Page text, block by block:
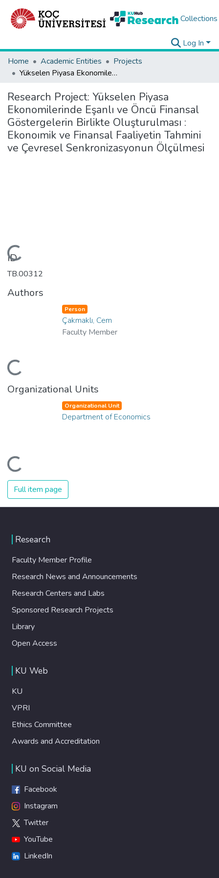
Collections
Log In
Home
Academic Entities
Projects
Yükselen Piyasa Ekonomilerinde Eşanlı ve Öncü Finansal Göstergelerin Birlikte Oluşturulması : Ekonoımik ve Finansal Faaliyetin Tahmini ve Çevresel Senkronizasyonun Ölçülmesi
Research Project: Yükselen Piyasa
Ekonomilerinde Eşanlı ve Öncü Finansal
Göstergelerin Birlikte Oluşturulması :
Ekonoımik ve Finansal Faaliyetin Tahmini
ve Çevresel Senkronizasyonun Ölçülmesi
Loading...
ID
TB.00312
Authors
Loading...
Person
Çakmaklı, Cem
Faculty Member
Organizational Units
Loading...
Organizational Unit
Department of Economics
Full item page
Research
Faculty Member Profile
Research News and Announcements
Research Centers and Labs
Sponsored Research Projects
Library
Open Access
KU Web
KU
VPRI
Ethics Committee
Awards and Accreditation
KU on Social Media
Facebook
Instagram
Twitter
YouTube
LinkedIn